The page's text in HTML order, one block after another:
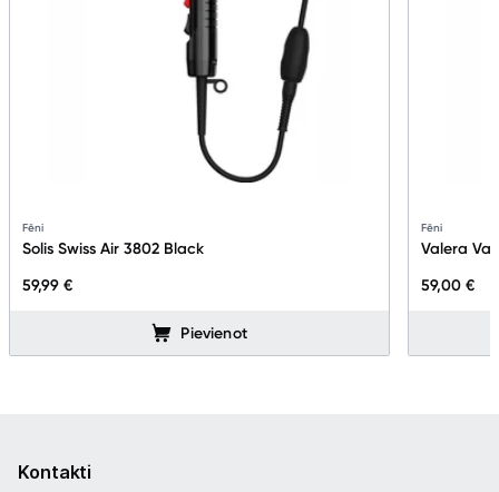
Fēni
Solis Swiss Air 3802 Black
59,99 €
Pievienot
Fēni
Valera
59,00 €
Kontakti